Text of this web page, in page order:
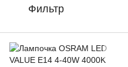
Фильтр